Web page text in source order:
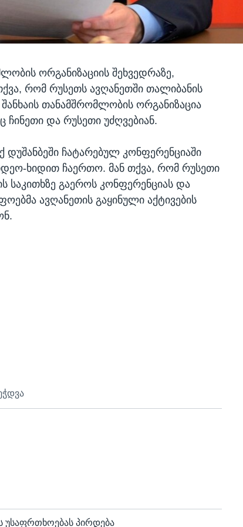
ორგანიზაციის შეხვედრაზე,
რომ რუსეთს ავღანეთში თალიბანის
თანამშრომლობის ორგანიზაცია
და რუსეთი უძღვებიან.
დუშანბეში ჩატარებულ კონფერენციაში
ხიდით ჩაერთო. მან თქვა, რომ რუსეთი
საკითხზე გაეროს კონფერენციას და
ავღანეთის გაყინული აქტივების
უსაფრთხოებას პირდება